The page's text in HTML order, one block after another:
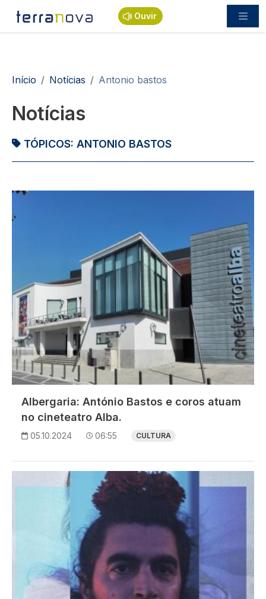
Passar para o conteúdo principal
Ouvir
Navegação estrutural
Início Notícias Antonio bastos
Notícias
TÓPICOS: ANTONIO BASTOS
Imagem
Albergaria: António Bastos e coros atuam
no cineteatro Alba.
05.10.2024 06:55 CULTURA